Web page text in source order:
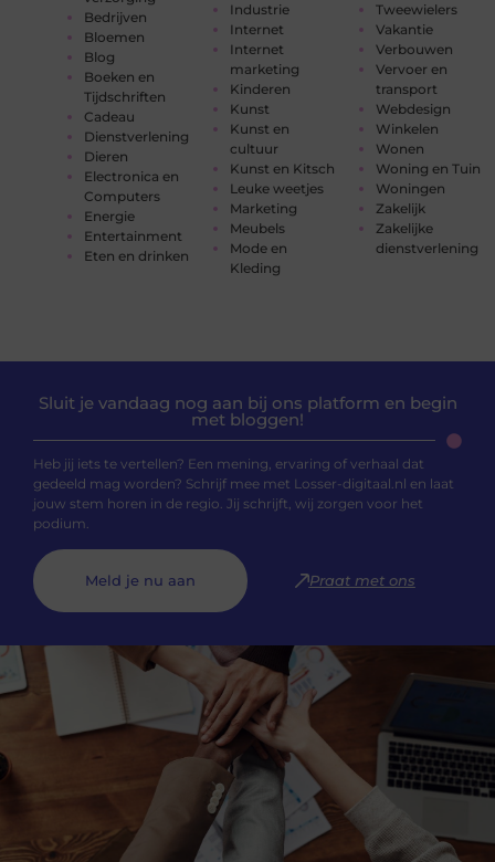
Bedrijven
Bloemen
Blog
Boeken en
Tijdschriften
Cadeau
Dienstverlening
Dieren
Electronica en
Computers
Energie
Entertainment
Eten en drinken
Industrie
Internet
Internet
marketing
Kinderen
Kunst
Kunst en
cultuur
Kunst en Kitsch
Leuke weetjes
Marketing
Meubels
Mode en
Kleding
Tweewielers
Vakantie
Verbouwen
Vervoer en
transport
Webdesign
Winkelen
Wonen
Woning en Tuin
Woningen
Zakelijk
Zakelijke
dienstverlening
Sluit je vandaag nog aan bij ons platform en begin
met bloggen!
Heb jij iets te vertellen? Een mening, ervaring of verhaal dat
gedeeld mag worden? Schrijf mee met Losser-digitaal.nl en laat
jouw stem horen in de regio. Jij schrijft, wij zorgen voor het
podium.
Meld je nu aan Praat met ons